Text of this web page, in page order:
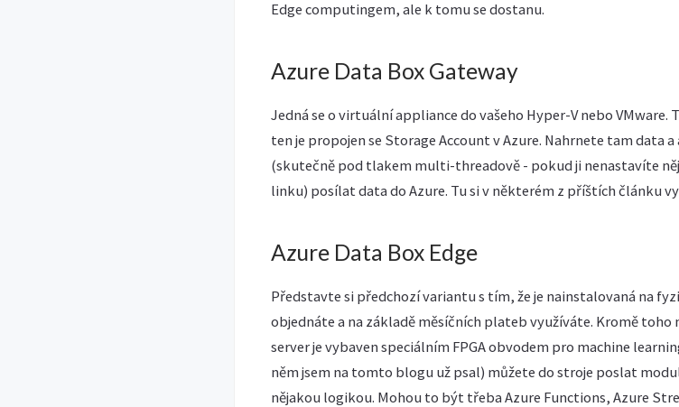
Edge computingem, ale k tomu se dostanu.
Azure Data Box Gateway
Jedná se o virtuální appliance do vašeho Hyper-V nebo VMware.
ten je propojen se Storage Account v Azure. Nahrnete tam data
(skutečně pod tlakem multi-threadově - pokud ji nenastavíte
linku) posílat data do Azure. Tu si v některém z příštích článku
Azure Data Box Edge
Představte si předchozí variantu s tím, že je nainstalovaná na
objednáte a na základě měsíčních plateb využíváte. Kromě toho
server je vybaven speciálním FPGA obvodem pro machine
něm jsem na tomto blogu už psal) můžete do stroje poslat
nějakou logikou. Mohou to být třeba Azure Functions, Azure